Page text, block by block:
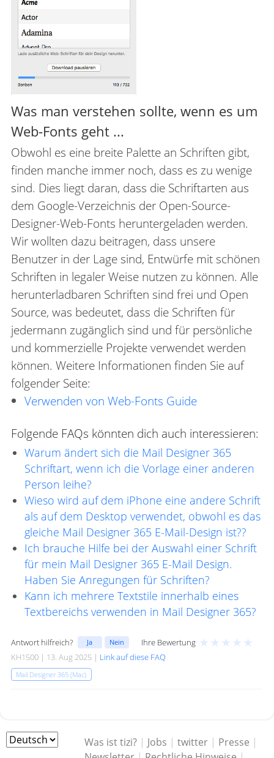
Was man verstehen sollte, wenn es um
Web-Fonts geht ...
Obwohl es eine breite Palette an Schriften gibt,
finden manche immer noch, dass es zu wenige
sind. Dies liegt daran, dass die Schriftarten aus
dem Google-Verzeichnis der Open-Source-
Designer-Web-Fonts heruntergeladen werden.
Wir wollten dazu beitragen, dass unsere
Benutzer in der Lage sind, Entwürfe mit schönen
Schriften in legaler Weise nutzen zu können. Alle
herunterladbaren Schriften sind frei und Open
Source, was bedeutet, dass die Schriften für
jedermann zugänglich sind und für persönliche
und kommerzielle Projekte verwendet werden
können. Weitere Informationen finden Sie auf
folgender Seite:
Verwenden von Web-Fonts Guide
Folgende FAQs könnten dich auch interessieren:
Warum ändert sich die Mail Designer 365
Schriftart, wenn ich die Vorlage einer anderen
Person leihe?
Wieso wird auf dem iPhone eine andere Schrift
als auf dem Desktop verwendet, obwohl es das
gleiche Mail Designer 365 E-Mail-Design ist??
Ich brauche Hilfe bei der Auswahl einer Schrift
für mein Mail Designer 365 E-Mail Design.
Haben Sie Anregungen für Schriften?
Kann ich mehrere Textstile innerhalb eines
Textbereichs verwenden in Mail Designer 365?
Antwort hilfreich? Ja Nein Ihre Bewertung ★ ★ ★ ★ ★
KH1500 | 13. Aug 2025 | Link auf diese FAQ
Mail Designer 365 (Mac)
Was ist tizi? | Jobs |twitter | Presse |